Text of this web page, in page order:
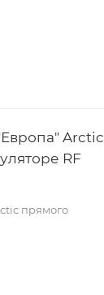
Arctic
RF
прямого